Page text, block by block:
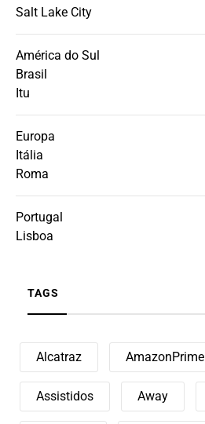
Salt Lake City
América do Sul
Brasil
Itu
Europa
Itália
Roma
Portugal
Lisboa
TAGS
Alcatraz AmazonPrime
Assistidos Away